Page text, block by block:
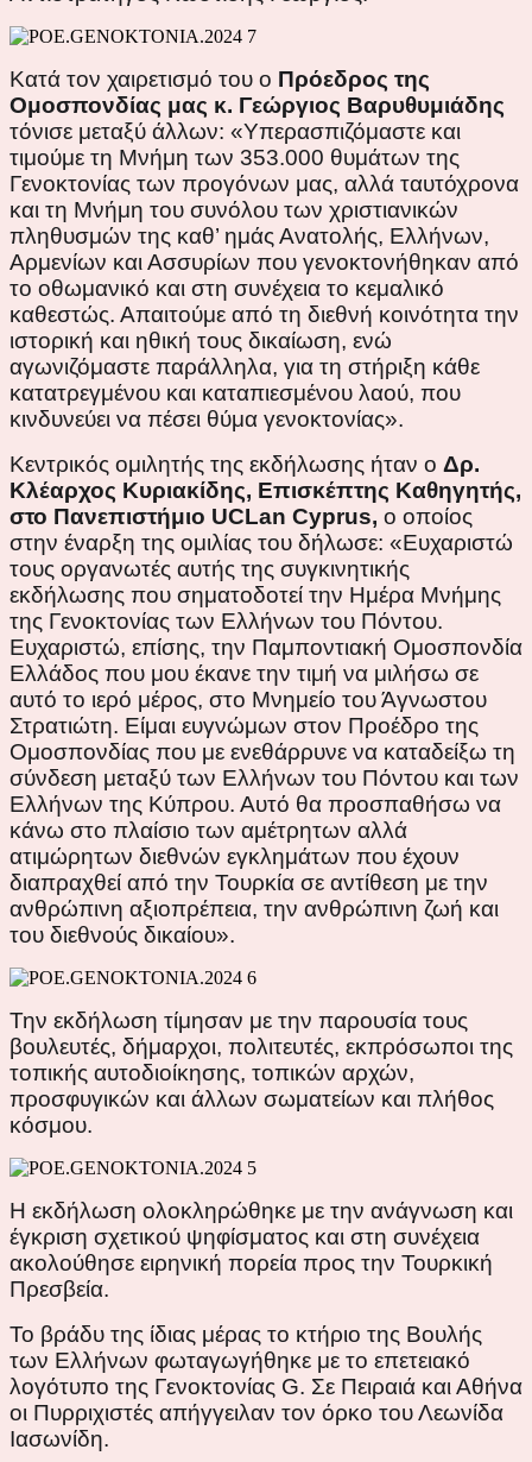
Κατά τον χαιρετισμό του ο Πρόεδρος της
Ομοσπονδίας μας κ. Γεώργιος Βαρυθυμιάδης
τόνισε μεταξύ άλλων: «Υπερασπιζόμαστε και
τιμούμε τη Μνήμη των 353.000 θυμάτων της
Γενοκτονίας των προγόνων μας, αλλά ταυτόχρονα
και τη Μνήμη του συνόλου των χριστιανικών
πληθυσμών της καθ’ ημάς Ανατολής, Ελλήνων,
Αρμενίων και Ασσυρίων που γενοκτονήθηκαν από
το οθωμανικό και στη συνέχεια το κεμαλικό
καθεστώς. Απαιτούμε από τη διεθνή κοινότητα την
ιστορική και ηθική τους δικαίωση, ενώ
αγωνιζόμαστε παράλληλα, για τη στήριξη κάθε
κατατρεγμένου και καταπιεσμένου λαού, που
κινδυνεύει να πέσει θύμα γενοκτονίας».
Κεντρικός ομιλητής της εκδήλωσης ήταν ο Δρ.
Κλέαρχος Κυριακίδης, Επισκέπτης Καθηγητής,
στο Πανεπιστήμιο UCLan Cyprus, ο οποίος
στην έναρξη της ομιλίας του δήλωσε: «Ευχαριστώ
τους οργανωτές αυτής της συγκινητικής
εκδήλωσης που σηματοδοτεί την Ημέρα Μνήμης
της Γενοκτονίας των Ελλήνων του Πόντου.
Ευχαριστώ, επίσης, την Παμποντιακή Ομοσπονδία
Ελλάδος που μου έκανε την τιμή να μιλήσω σε
αυτό το ιερό μέρος, στο Μνημείο του Άγνωστου
Στρατιώτη. Είμαι ευγνώμων στον Προέδρο της
Ομοσπονδίας που με ενεθάρρυνε να καταδείξω τη
σύνδεση μεταξύ των Ελλήνων του Πόντου και των
Ελλήνων της Κύπρου. Αυτό θα προσπαθήσω να
κάνω στο πλαίσιο των αμέτρητων αλλά
ατιμώρητων διεθνών εγκλημάτων που έχουν
διαπραχθεί από την Τουρκία σε αντίθεση με την
ανθρώπινη αξιοπρέπεια, την ανθρώπινη ζωή και
του διεθνούς δικαίου».
Την εκδήλωση τίμησαν με την παρουσία τους
βουλευτές, δήμαρχοι, πολιτευτές, εκπρόσωποι της
τοπικής αυτοδιοίκησης, τοπικών αρχών,
προσφυγικών και άλλων σωματείων και πλήθος
κόσμου.
Η εκδήλωση ολοκληρώθηκε με την ανάγνωση και
έγκριση σχετικού ψηφίσματος και στη συνέχεια
ακολούθησε ειρηνική πορεία προς την Τουρκική
Πρεσβεία.
Το βράδυ της ίδιας μέρας το κτήριο της Βουλής
των Ελλήνων φωταγωγήθηκε με το επετειακό
λογότυπο της Γενοκτονίας G. Σε Πειραιά και Αθήνα
οι Πυρριχιστές απήγγειλαν τον όρκο του Λεωνίδα
Ιασωνίδη.